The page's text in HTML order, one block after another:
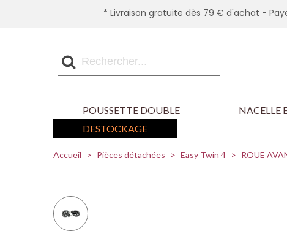
* Livraison gratuite dès 79 € d'achat -
POUSSETTE DOUBLE NACELLE
DESTOCKAGE
Accueil > Pièces détachées > Easy Twin 4 > ROUE